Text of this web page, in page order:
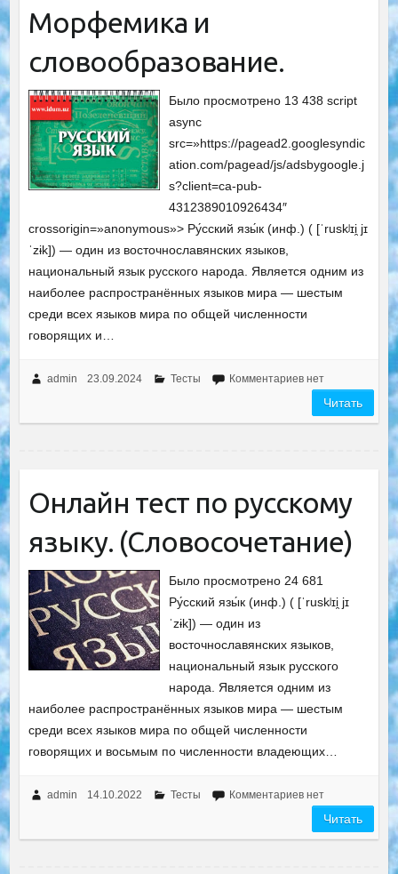
Морфемика и
словообразование.
Было просмотрено 13 438 script
async
src=»https://pagead2.googlesyndic
ation.com/pagead/js/adsbygoogle.j
s?client=ca-pub-
4312389010926434″
crossorigin=»anonymous»> Ру́сский язы́к (инф.) ( [ˈruskʲɪi̯ jɪ
ˈzɨk]) — один из восточнославянских языков,
национальный язык русского народа. Является одним из
наиболее распространённых языков мира — шестым
среди всех языков мира по общей численности
говорящих и…
admin 23.09.2024 Тесты Комментариев нет
Читать
Онлайн тест по русскому
языку. (Словосочетание)
Было просмотрено 24 681
Ру́сский язы́к (инф.) ( [ˈruskʲɪi̯ jɪ
ˈzɨk]) — один из
восточнославянских языков,
национальный язык русского
народа. Является одним из
наиболее распространённых языков мира — шестым
среди всех языков мира по общей численности
говорящих и восьмым по численности владеющих…
admin 14.10.2022 Тесты Комментариев нет
Читать